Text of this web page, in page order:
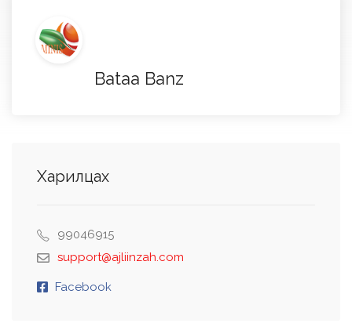
Bataa Banz
Харилцах
99046915
support@ajliinzah.com
Facebook